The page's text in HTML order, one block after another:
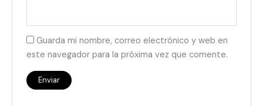
Guarda mi nombre, correo electrónico y web en
este navegador para la próxima vez que comente.